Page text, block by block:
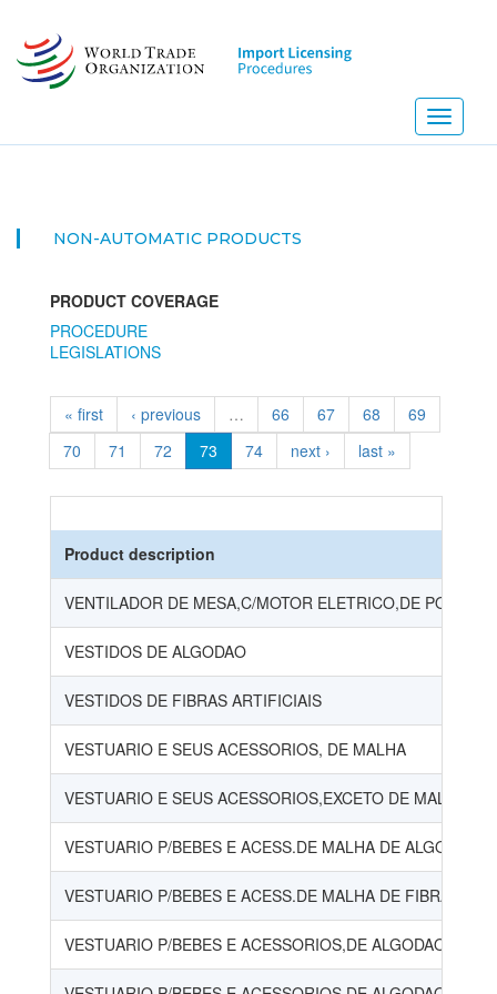
main
content
Toggle
NON-AUTOMATIC PRODUCTS
PRODUCT COVERAGE
PROCEDURE
LEGISLATIONS
« first ‹ previous … 66 67 68
69
70
71 72 73 74 next › last »
Product description
VENTILADOR DE MESA,C/MOTOR ELETRICO,DE
VESTIDOS DE ALGODAO
VESTIDOS DE FIBRAS ARTIFICIAIS
VESTUARIO E SEUS ACESSORIOS, DE MALHA
VESTUARIO E SEUS ACESSORIOS,EXCETO DE MALHA
VESTUARIO P/BEBES E ACESS.DE MALHA DE ALGODAO
VESTUARIO P/BEBES E ACESS.DE MALHA DE FIBRAS
VESTUARIO P/BEBES E ACESSORIOS,DE ALGODAO